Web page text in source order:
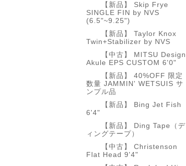
【新品】 Skip Frye
SINGLE FIN by NVS
(6.5"~9.25")
【新品】 Taylor Knox
Twin+Stabilizer by NVS
【中古】 MITSU Design
Akule EPS CUSTOM 6'0"
【新品】 40%OFF 限定
数量 JAMMIN' WETSUIS サ
ンプル品
【新品】 Bing Jet Fish
6'4"
【新品】 Ding Tape（デ
ィングテープ）
【中古】 Christenson
Flat Head 9'4"